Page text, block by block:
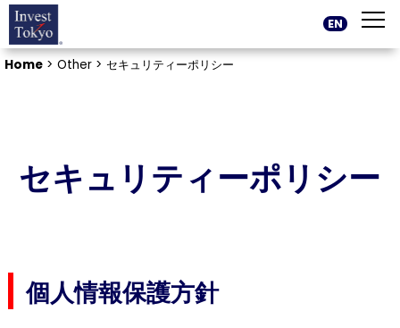
Home > Other > セキュリティーポリシー
EN
セキュリティーポリシー
個人情報保護方針